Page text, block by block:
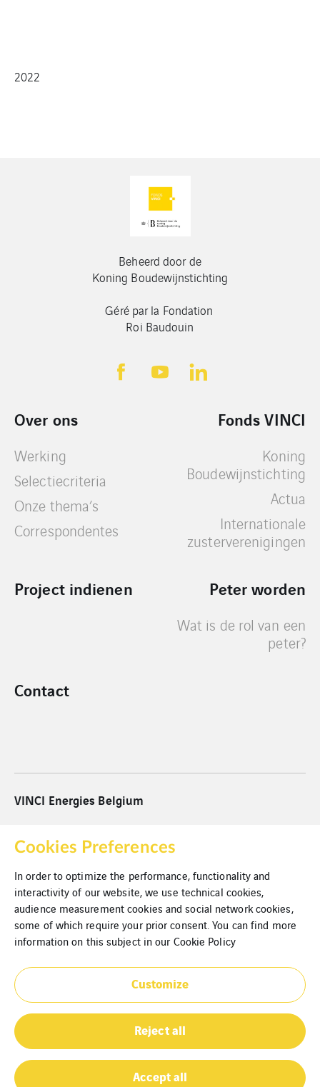
2022
Beheerd door de
Koning Boudewijnstichting
Géré par la Fondation
Roi Baudouin
Over ons
Werking
Selectiecriteria
Onze thema’s
Correspondentes
Fonds VINCI
Koning
Boudewijnstichting
Actua
Internationale
zusterverenigingen
Project indienen Peter worden
Wat is de rol van een
peter?
Contact
VINCI Energies Belgium
Cookies
Juridische informatie
Sitemap
Cookies Preferences
In order to optimize the performance, functionality and
interactivity of our website, we use technical cookies,
audience measurement cookies and social network cookies,
some of which require your prior consent. You can find more
information on this subject in our Cookie Policy
Customize
Reject all
Accept all